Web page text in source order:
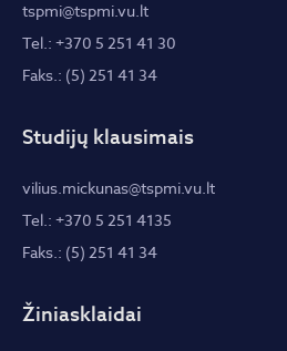
tspmi@tspmi.vu.lt
Tel.: +370 5 251 41 30
Faks.: (5) 251 41 34
Studijų klausimais
vilius.mickunas@tspmi.vu.lt
Tel.: +370 5 251 4135
Faks.: (5) 251 41 34
Žiniasklaidai